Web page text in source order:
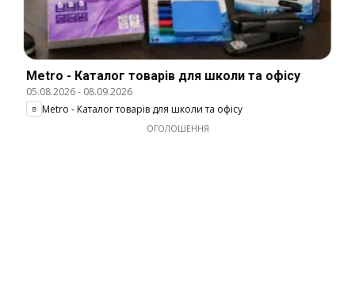
Metro - Каталог товарів для школи та офісу
05.08.2026- 08.09.2026
Metro - Каталог товарів для школи та офісу
ОГОЛОШЕННЯ